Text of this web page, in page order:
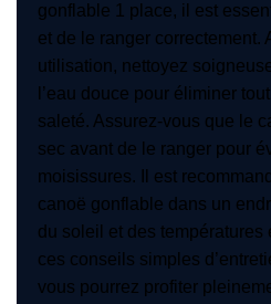
gonflable 1 place, il est
et de le ranger correctement.
utilisation, nettoyez
l’eau douce pour éliminer
saleté. Assurez-vous que le
sec avant de le ranger pour
moisissures. Il est
canoë gonflable dans un
du soleil et des températures
ces conseils simples
vous pourrez profiter